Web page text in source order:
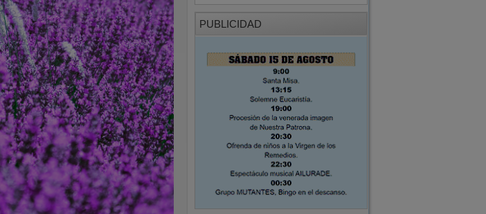
PUBLICIDAD